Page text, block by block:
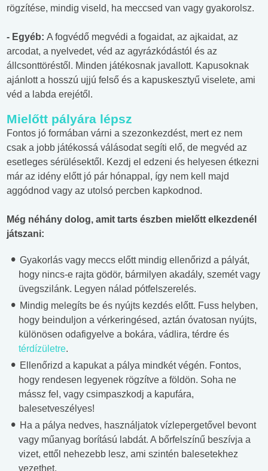
rögzítése, mindig viseld, ha meccsed van vagy gyakorolsz.
- Egyéb: A fogvédő megvédi a fogaidat, az ajkaidat, az
arcodat, a nyelvedet, véd az agyrázkódástól és az
állcsonttöréstől. Minden játékosnak javallott. Kapusoknak
ajánlott a hosszú ujjú felső és a kapuskesztyű viselete, ami
véd a labda erejétől.
Mielőtt pályára lépsz
Fontos jó formában várni a szezonkezdést, mert ez nem
csak a jobb játékossá válásodat segíti elő, de megvéd az
esetleges sérülésektől. Kezdj el edzeni és helyesen étkezni
már az idény előtt jó pár hónappal, így nem kell majd
aggódnod vagy az utolsó percben kapkodnod.
Még néhány dolog, amit tarts észben mielőtt elkezdenél
játszani:
Gyakorlás vagy meccs előtt mindig ellenőrizd a pályát,
hogy nincs-e rajta gödör, bármilyen akadály, szemét vagy
üvegszilánk. Legyen nálad pótfelszerelés.
Mindig melegíts be és nyújts kezdés előtt. Fuss helyben,
hogy beinduljon a vérkeringésed, aztán óvatosan nyújts,
különösen odafigyelve a bokára, vádlira, térdre és
térdízületre.
Ellenőrizd a kapukat a pálya mindkét végén. Fontos,
hogy rendesen legyenek rögzítve a földön. Soha ne
mássz fel, vagy csimpaszkodj a kapufára,
balesetveszélyes!
Ha a pálya nedves, használjatok vízlepergetővel bevont
vagy műanyag borítású labdát. A bőrfelszínű beszívja a
vizet, ettől nehezebb lesz, ami szintén balesetekhez
vezethet.